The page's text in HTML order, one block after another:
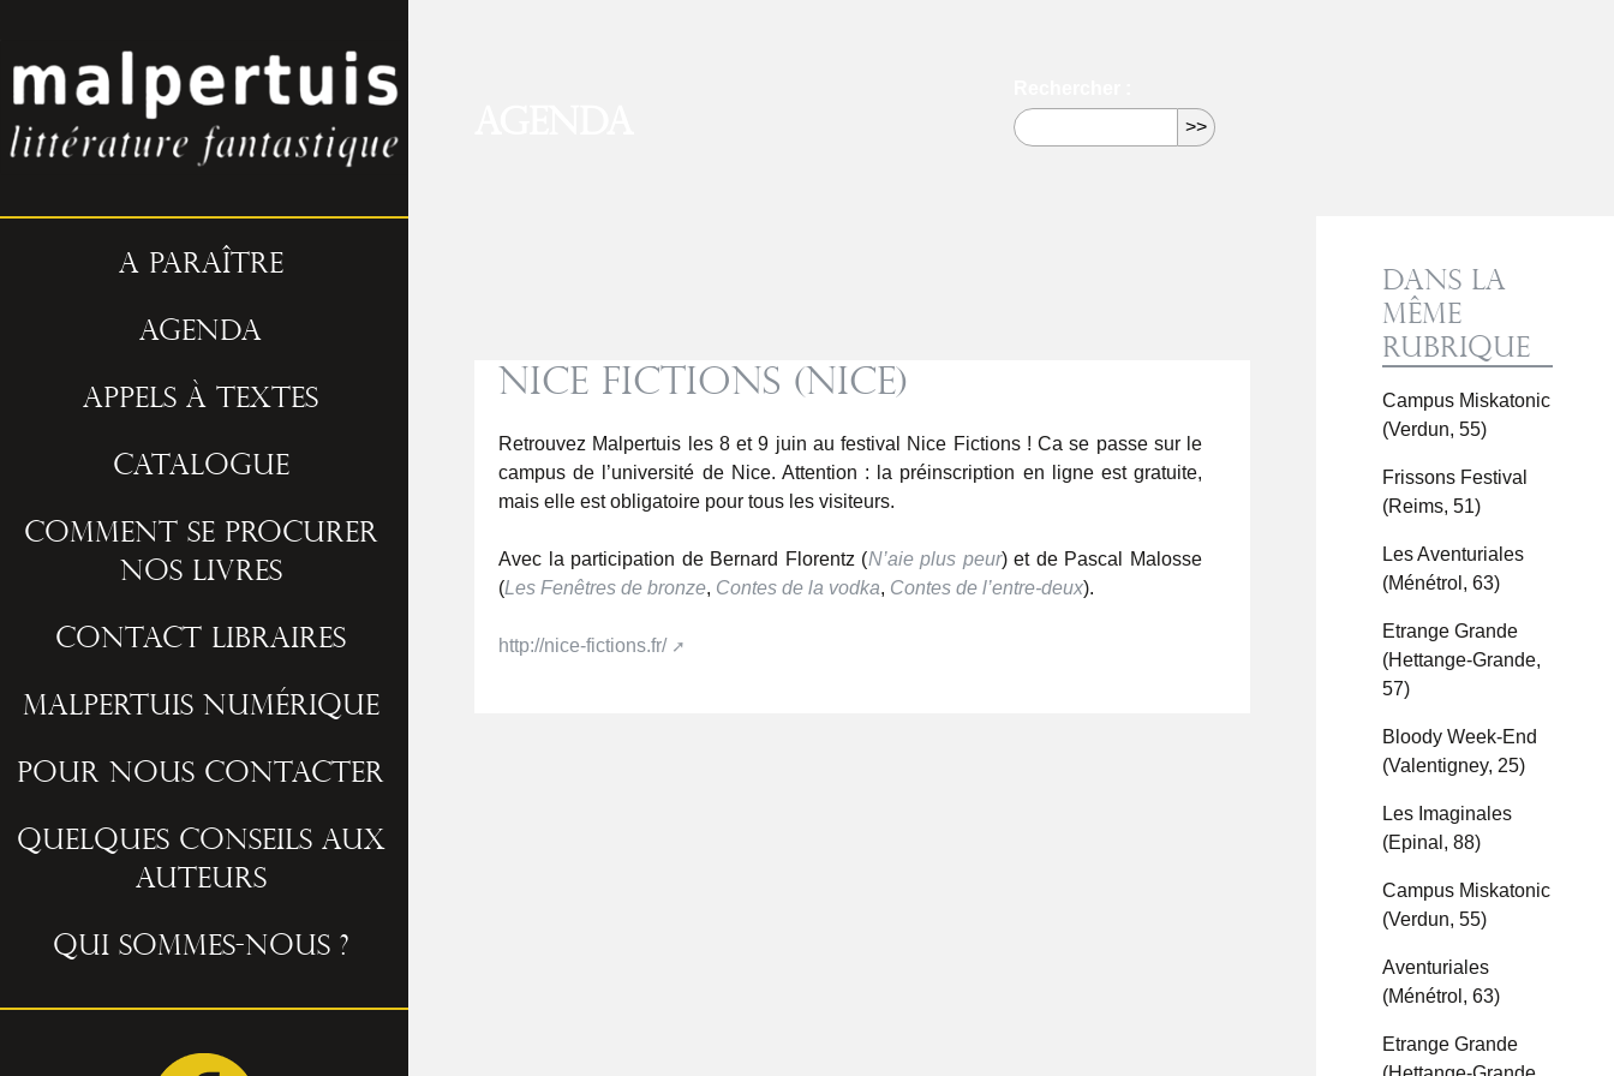
A paraître
Agenda
Appels à textes
Catalogue
Comment se procurer
nos livres
Contact libraires
Malpertuis numérique
Pour nous contacter
Quelques conseils aux
auteurs
Qui sommes-nous ?
Nice Fictions (Nice)
Retrouvez Malpertuis les 8 et 9 juin au festival Nice Fictions ! Ca se passe sur le
campus de l’université de Nice. Attention : la préinscription en ligne est gratuite,
mais elle est obligatoire pour tous les visiteurs.
Avec la participation de Bernard Florentz (N’aie plus peur) et de Pascal Malosse
(Les Fenêtres de bronze, Contes de la vodka, Contes de l’entre-deux).
http://nice-fictions.fr/
Dans la
même
rubrique
Campus Miskatonic
(Verdun, 55)
Frissons Festival
(Reims, 51)
Les Aventuriales
(Ménétrol, 63)
Etrange Grande
(Hettange-Grande,
57)
Bloody Week-End
(Valentigney, 25)
Les Imaginales
(Epinal, 88)
Campus Miskatonic
(Verdun, 55)
Aventuriales
(Ménétrol, 63)
Etrange Grande